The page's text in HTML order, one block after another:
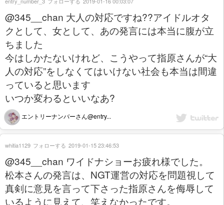
@345__chan 大人の対応ですね??アイドルオタ
クとして、女として、あの発言には本当に腹が立
ちました
今はしかたないけれど、こうやって指原さんが“大
人の対応”をしなくてはいけない社会も本当は間違
っていると思います
いつか変わるといいなあ?
エントリーナンバーさん@entry...
@345__chan ワイドナショーお疲れ様でした。
松本さんの発言は、NGT運営の対応を問題視して
真剣に意見を言って下さった指原さんを侮辱して
いるように見えて、笑えなかったです。
whitia1129 フォローする 2019-01-15 23:46:53